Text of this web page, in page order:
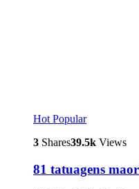
Hot Popular
3 Shares39.5k Views
81 tatuagens